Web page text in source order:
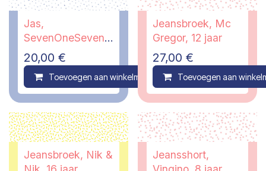
Jas,
SevenOneSeven,
13/14 jaar - PI
20,00 €
Toevoegen aan winkelmandje Compare
Jeansbroek, Mc
Gregor, 12 jaar
27,00 €
Toevoegen aan
Jeansbroek, Nik &
Jeansshort,